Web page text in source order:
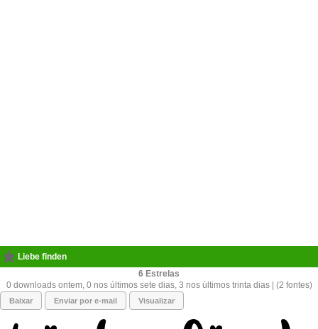
Liebe finden
6
0 downloads ontem, 0 nos últimos sete dias, 3 nos últimos trinta dias | (2 fontes)
Baixar Enviar por e-mail Visualizar